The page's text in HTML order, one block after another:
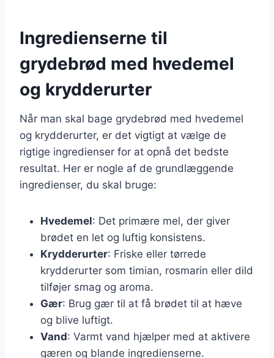
Ingredienserne til
grydebrød med hvedemel
og krydderurter
Når man skal bage grydebrød med hvedemel
og krydderurter, er det vigtigt at vælge de
rigtige ingredienser for at opnå det bedste
resultat. Her er nogle af de grundlæggende
ingredienser, du skal bruge:
Hvedemel: Det primære mel, der giver
brødet en let og luftig konsistens.
Krydderurter: Friske eller tørrede
krydderurter som timian, rosmarin eller dild
tilføjer smag og aroma.
Gær: Brug gær til at få brødet til at hæve
og blive luftigt.
Vand: Varmt vand hjælper med at aktivere
gæren og blande ingredienserne.